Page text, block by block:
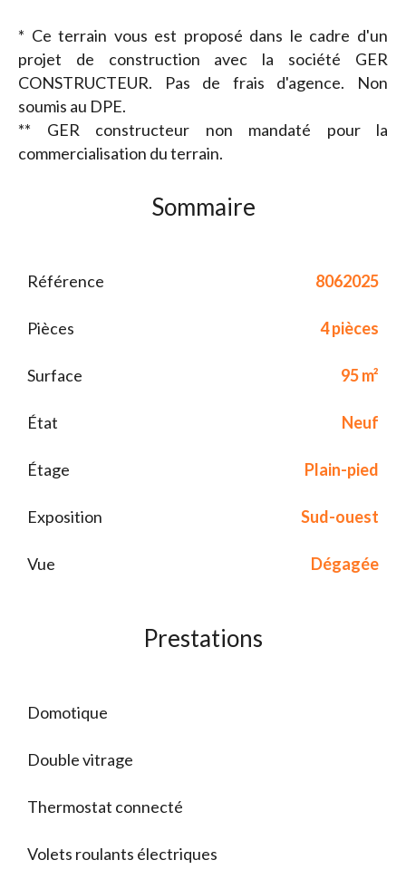
* Ce terrain vous est proposé dans le cadre d'un
projet de construction avec la société GER
CONSTRUCTEUR. Pas de frais d'agence. Non
soumis au DPE.
** GER constructeur non mandaté pour la
commercialisation du terrain.
Sommaire
Référence 8062025
Pièces 4 pièces
Surface 95 m²
État Neuf
Étage Plain-pied
Exposition Sud-ouest
Vue Dégagée
Prestations
Domotique
Double vitrage
Thermostat connecté
Volets roulants électriques